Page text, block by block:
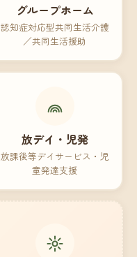
グループホーム
認知症対応型共同生活介護
／共同生活援助
放デイ・児発
放課後等デイサービス・児
童発達支援